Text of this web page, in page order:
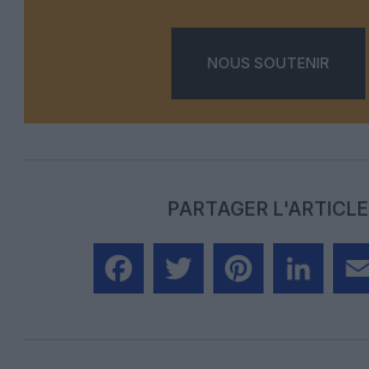
NOUS SOUTENIR
PARTAGER L'ARTICLE